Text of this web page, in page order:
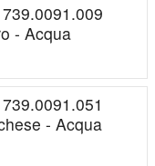
- Acqua
- Acqua